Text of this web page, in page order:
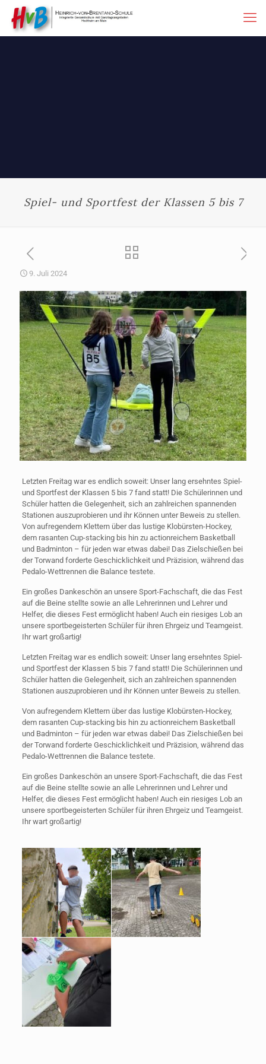
Spiel- und Sportfest der Klassen 5 bis 7
9. Juli 2024
Letzten Freitag war es endlich soweit: Unser lang ersehntes Spiel-
und Sportfest der Klassen 5 bis 7 fand statt! Die Schülerinnen und
Schüler hatten die Gelegenheit, sich an zahlreichen spannenden
Stationen auszuprobieren und ihr Können unter Beweis zu stellen.
Von aufregendem Klettern über das lustige Klobürsten-Hockey,
dem rasanten Cup-stacking bis hin zu actionreichem Basketball
und Badminton – für jeden war etwas dabei! Das Zielschießen bei
der Torwand forderte Geschicklichkeit und Präzision, während das
Pedalo-Wettrennen die Balance testete.
Ein großes Dankeschön an unsere Sport-Fachschaft, die das Fest
auf die Beine stellte sowie an alle Lehrerinnen und Lehrer und
Helfer, die dieses Fest ermöglicht haben! Auch ein riesiges Lob an
unsere sportbegeisterten Schüler für ihren Ehrgeiz und Teamgeist.
Ihr wart großartig!
Letzten Freitag war es endlich soweit: Unser lang ersehntes Spiel-
und Sportfest der Klassen 5 bis 7 fand statt! Die Schülerinnen und
Schüler hatten die Gelegenheit, sich an zahlreichen spannenden
Stationen auszuprobieren und ihr Können unter Beweis zu stellen.
Von aufregendem Klettern über das lustige Klobürsten-Hockey,
dem rasanten Cup-stacking bis hin zu actionreichem Basketball
und Badminton – für jeden war etwas dabei! Das Zielschießen bei
der Torwand forderte Geschicklichkeit und Präzision, während das
Pedalo-Wettrennen die Balance testete.
Ein großes Dankeschön an unsere Sport-Fachschaft, die das Fest
auf die Beine stellte sowie an alle Lehrerinnen und Lehrer und
Helfer, die dieses Fest ermöglicht haben! Auch ein riesiges Lob an
unsere sportbegeisterten Schüler für ihren Ehrgeiz und Teamgeist.
Ihr wart großartig!